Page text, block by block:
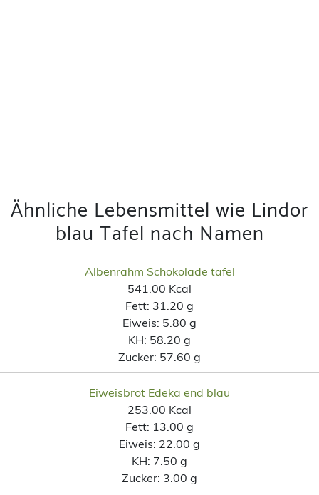
Ähnliche Lebensmittel wie Lindor
blau Tafel nach Namen
Albenrahm Schokolade tafel
541.00 Kcal
Fett: 31.20 g
Eiweis: 5.80 g
KH: 58.20 g
Zucker: 57.60 g
Eiweisbrot Edeka end blau
253.00 Kcal
Fett: 13.00 g
Eiweis: 22.00 g
KH: 7.50 g
Zucker: 3.00 g